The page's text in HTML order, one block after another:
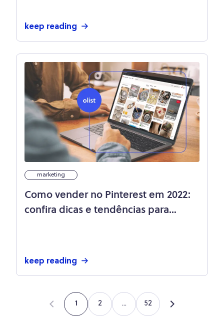
keep reading
marketing
Como vender no Pinterest em 2022:
confira dicas e tendências para
keep reading
1 2 ... 52